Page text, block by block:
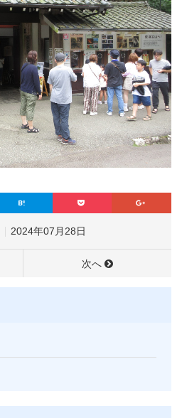
2024年07月28日
次へ